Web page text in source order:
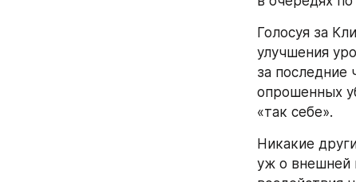
обернется
доходами в
и сам, — но и
долларов и
Как бы то ни
сто дней его
глава Белого
Но после ста